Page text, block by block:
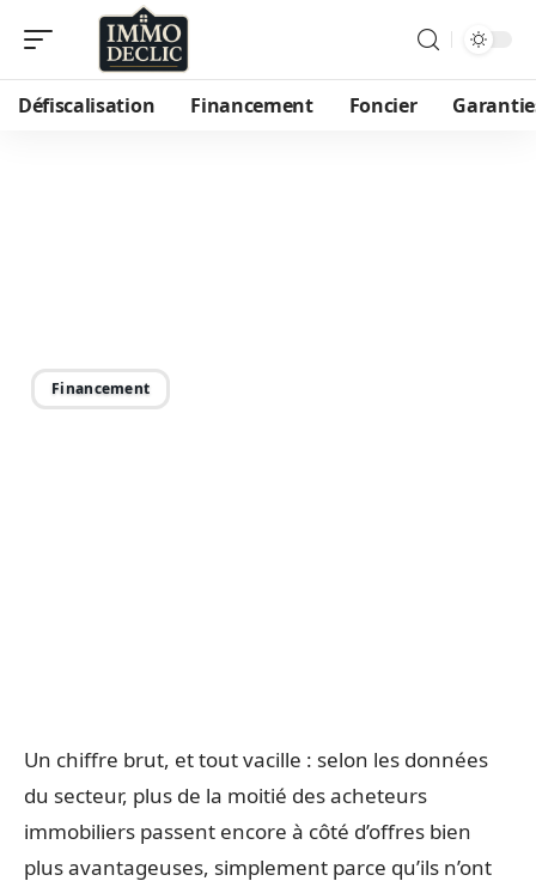
Défiscalisation Financement Foncier
Financement
Un chiffre brut, et tout vacille : selon les données
du secteur, plus de la moitié des acheteurs
immobiliers passent encore à côté d’offres bien
plus avantageuses, simplement parce qu’ils n’ont